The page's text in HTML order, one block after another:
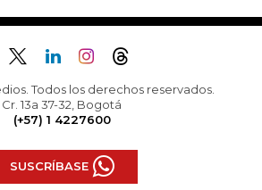
Todos los derechos reservados.
Cr. 13a 37-32, Bogotá
(+57) 1 4227600
SUSCRÍBASE